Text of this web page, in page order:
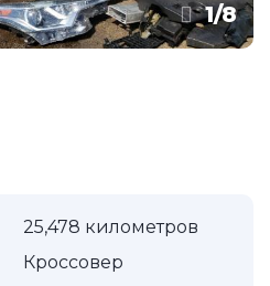
1/8
25,478 километров
Кроссовер